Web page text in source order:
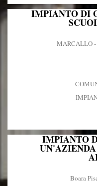
IMPIANTO DI
MARCALLO
IMPIANTO
Boara